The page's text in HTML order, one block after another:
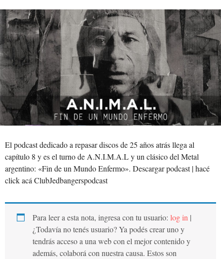
El podcast dedicado a repasar discos de 25 años atrás llega al
capítulo 8 y es el turno de A.N.I.M.A.L y un clásico del Metal
argentino: «Fin de un Mundo Enfermo». Descargar podcast | hacé
click acá ClubJedbangerspodcast
Para leer a esta nota, ingresa con tu usuario: log in |
¿Todavía no tenés usuario? Ya podés crear uno y
tendrás acceso a una web con el mejor contenido y
además, colaborá con nuestra causa. Estos son